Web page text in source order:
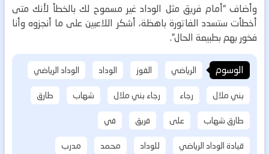
وأضاف “أمام فريق مثل الوداد غير مسموح لك بالخطأ لأنك متى
أخطأت ستسدد الفاتورة باهظة، أشكر اللاعبين على ما أنجزوه وأنا
فخور بهم بطبيعة الحال”.
الوسوم الرياضي الفوز الوداد
الوداد الرياضي
بني ملال
رجاء رجاء بني ملال شهاب
طارق
طارق شهاب
على فريق
في
قيادة الوداد الرياضي
للوداد محمد مدرب